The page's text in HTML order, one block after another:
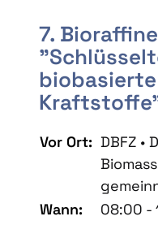
7.
Vor Ort: DBFZ •
Wann:
08:00 -